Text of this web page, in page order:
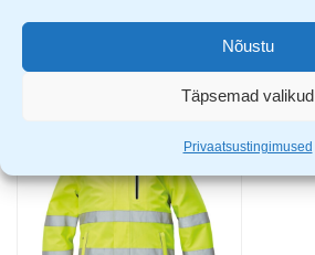
Nõustu
Täpsemad valikud
Privaatsustingimused
AVASTA SARNASEID TOOTEID